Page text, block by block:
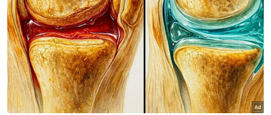
kemalangan ataupun berlaku kematian.